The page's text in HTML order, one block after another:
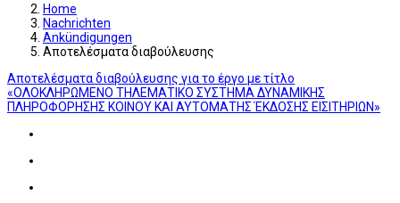
Home
Nachrichten
Ankündigungen
Αποτελέσματα διαβούλευσης
Αποτελέσματα διαβούλευσης για το έργο με τίτλο
«ΟΛΟΚΛΗΡΩΜΕΝΟ ΤΗΛΕΜΑΤΙΚΟ ΣΥΣΤΗΜΑ ΔΥΝΑΜΙΚΗΣ
ΠΛΗΡΟΦΟΡΗΣΗΣ ΚΟΙΝΟΥ ΚΑΙ ΑΥΤΟΜΑΤΗΣ ΈΚΔΟΣΗΣ ΕΙΣΙΤΗΡΙΩΝ»